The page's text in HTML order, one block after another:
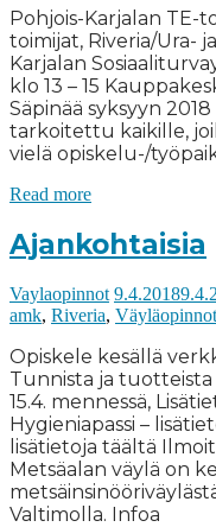
Pohjois-Karjalan TE-
toimijat, Riveria/Ura-
Karjalan
klo 13 – 15
Säpinää syksyyn
tarkoitettu kaikille,
vielä opiskelu-/
Read more
Ajankohtaisia
Vaylaopinnot 9.4.2018
amk, Riveria,
Opiskele kesällä
Tunnista ja tuotteista
15.4. mennessä,
Hygieniapassi –
lisätietoja täältä
Metsäalan väylä on
Valtimolla. Infoa